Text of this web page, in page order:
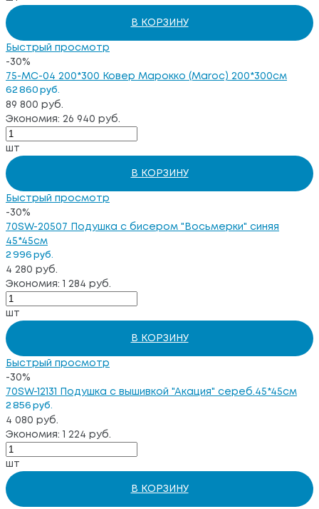
В КОРЗИНУ
Быстрый просмотр
-30%
75-MC-04 200*300 Ковер Марокко (Maroc) 200*300см
62 860 руб.
89 800 руб.
Экономия: 26 940 руб.
шт
В КОРЗИНУ
Быстрый просмотр
-30%
70SW-20507 Подушка с бисером "Восьмерки" синяя
45*45см
2 996 руб.
4 280 руб.
Экономия: 1 284 руб.
шт
В КОРЗИНУ
Быстрый просмотр
-30%
70SW-12131 Подушка с вышивкой "Акация" сереб.45*45см
2 856 руб.
4 080 руб.
Экономия: 1 224 руб.
шт
В КОРЗИНУ